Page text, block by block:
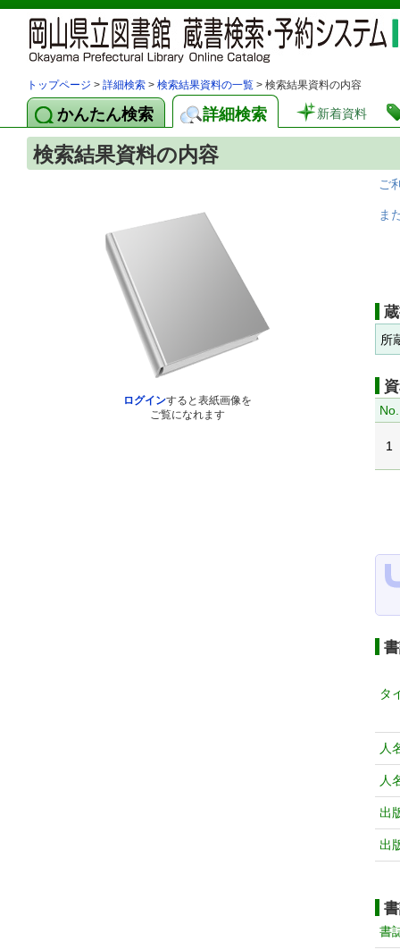
トップページ > 詳細検索 > 検索結果資料の一覧 > 検索結果資料の内容
かんたん検索 詳細検索 新着資料
検索結果資料の内容
ログインすると表紙画像を
ご覧になれます
ご
ま
所
No.
1
タ
人
人
出
出
書